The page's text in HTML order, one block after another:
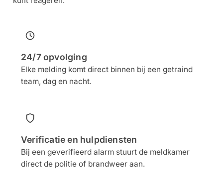
Inbraakbeveiliging
Merken
Outlet
24/7 opvolging
Elke melding komt direct binnen bij een getraind
team, dag en nacht.
Verificatie en hulpdiensten
Bij een geverifieerd alarm stuurt de meldkamer
direct de politie of brandweer aan.